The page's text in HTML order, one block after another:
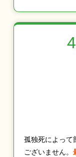
4
孤独死によって
ございません。